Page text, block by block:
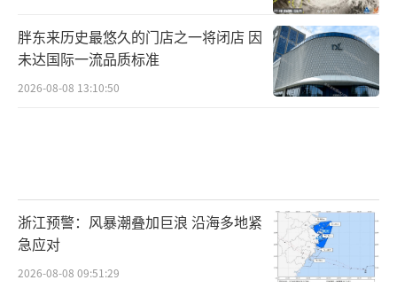
胖东来历史最悠久的门店之一将闭店 因
未达国际一流品质标准
2026-08-08 13:10:50
浙江预警：风暴潮叠加巨浪 沿海多地紧
急应对
2026-08-08 09:51:29